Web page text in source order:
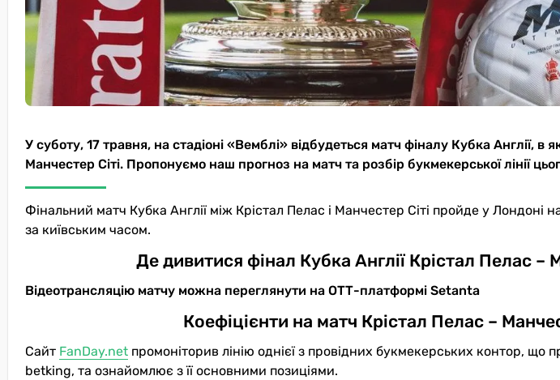
У суботу, 17 травня, на стадіоні «Вемблі» відбудеться матч фіналу Кубка Англії, в
Манчестер Сіті. Пропонуємо наш прогноз на матч та розбір букмекерської лінії
Фінальний матч Кубка Англії між Крістал Пелас і Манчестер Сіті пройде у Лондоні
за київським часом.
Де дивитися фінал Кубка Англії Крістал Пелас –
Відеотрансляцію матчу можна переглянути на ОТТ-платформі Setanta
Коефіцієнти на матч Крістал Пелас –
Сайт FanDay.net промоніторив лінію однієї з провідних букмекерських контор,
betking, та ознайомлює з її основними позиціями.